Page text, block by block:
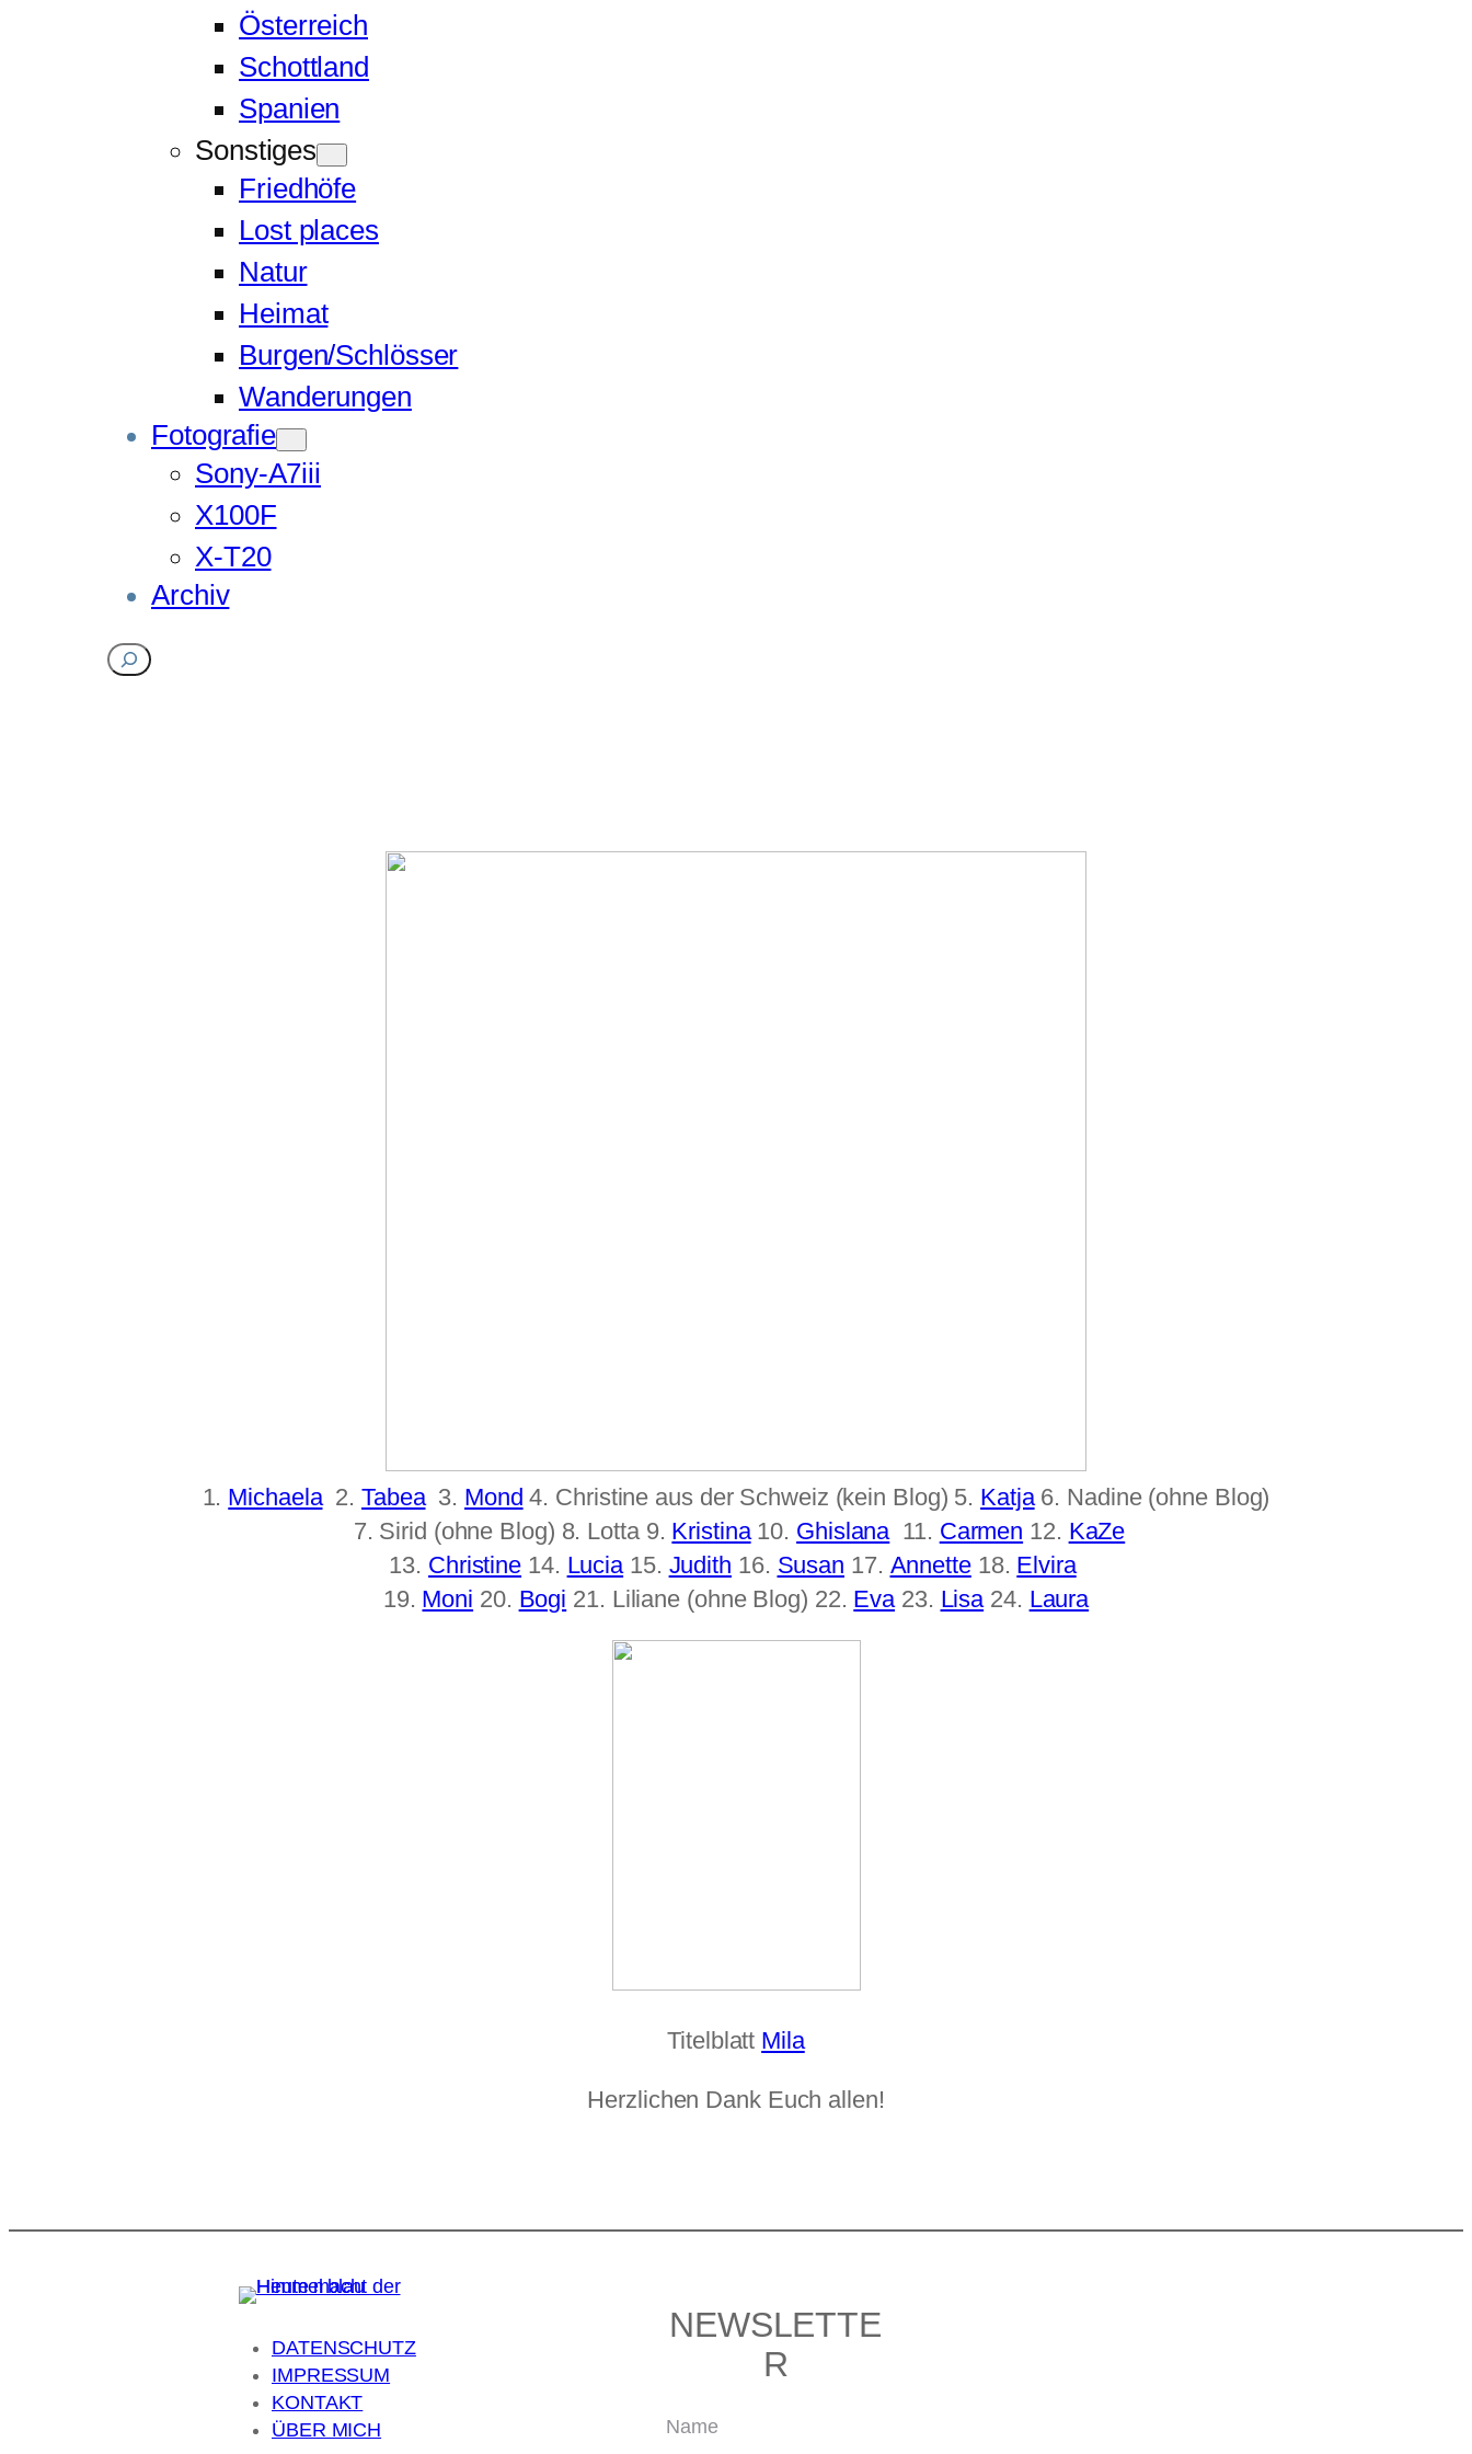
Österreich
Schottland
Spanien
Sonstiges
Friedhöfe
Lost places
Natur
Heimat
Burgen/Schlösser
Wanderungen
Fotografie
Sony-A7iii
X100F
X-T20
Archiv
Suchen
1. Michaela2. Tabea3. Mond 4. Christine aus der Schweiz (kein Blog) 5. Katja6. Nadine (ohne Blog)
7. Sirid (ohne Blog) 8. Lotta 9. Kristina10. Ghislana 11. Carmen 12. KaZe
13. Christine 14. Lucia 15. Judith 16. Susan 17. Annette18. Elvira
19. Moni 20. Bogi 21. Liliane (ohne Blog) 22. Eva 23. Lisa 24. Laura
Titelblatt Mila
Herzlichen Dank Euch allen!
DATENSCHUTZ
IMPRESSUM
KONTAKT
ÜBER MICH
NEWSLETTE
R
Name